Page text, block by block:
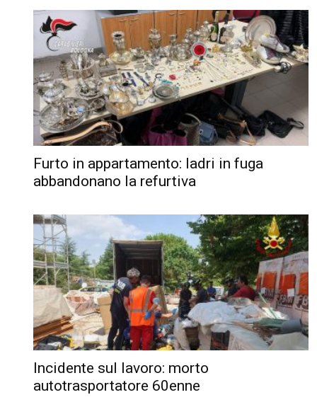
Furto in appartamento: ladri in fuga
abbandonano la refurtiva
Incidente sul lavoro: morto
autotrasportatore 60enne